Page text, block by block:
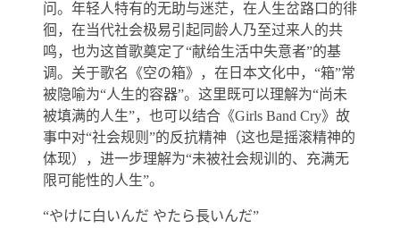
问。年轻人特有的无助与迷茫，在人生岔路口的徘
徊，在当代社会极易引起同龄人乃至过来人的共
鸣，也为这首歌奠定了“献给生活中失意者”的基
调。关于歌名《空の箱》，在日本文化中，“箱”常
被隐喻为“人生的容器”。这里既可以理解为“尚未
被填满的人生”，也可以结合《Girls Band Cry》故
事中对“社会规则”的反抗精神（这也是摇滚精神的
体现），进一步理解为“未被社会规训的、充满无
限可能性的人生”。
“やけに白いんだ やたら長いんだ”